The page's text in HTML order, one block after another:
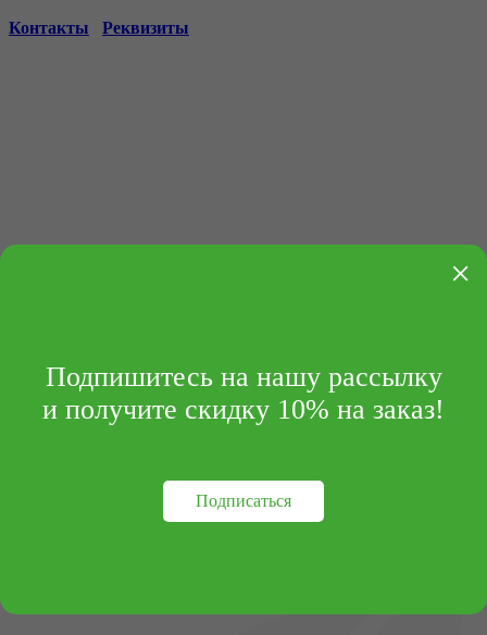
Контакты Реквизиты
×
Подпишитесь на нашу рассылку
и получите скидку 10% на заказ!
Подписаться